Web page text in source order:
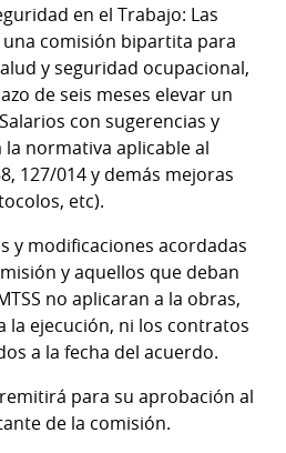
en el Trabajo: Las
comisión bipartita para
y seguridad ocupacional,
de seis meses elevar un
con sugerencias y
normativa aplicable al
127/014 y demás mejoras
etc).
y modificaciones acordadas
y aquellos que deban
no aplicaran a la obras,
la ejecución, ni los contratos
a la fecha del acuerdo.
para su aprobación al
de la comisión.